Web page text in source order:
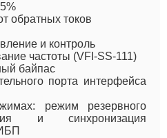
обратных токов
и контроль
частоты (VFI-SS-111)
байпас
порта интерфейса
режим резервного
и синхронизация